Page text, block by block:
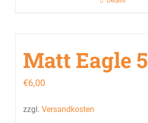
Matt Eagle 5
€6,00
zzgl. Versandkosten